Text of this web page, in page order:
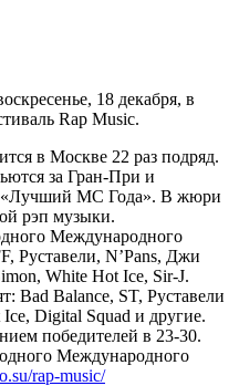
18 декабря, в
Rap Music.
в Москве 22 раз подряд.
за Гран-При и
«Лучший МС Года». В жюри
рэп музыки.
Международного
, Руставели, N’Pans, Джи
, White Hot Ice, Sir-J.
Bad Balance, ST, Руставели
Digital Squad и другие.
победителей в 23-30.
Международного
rap-music/